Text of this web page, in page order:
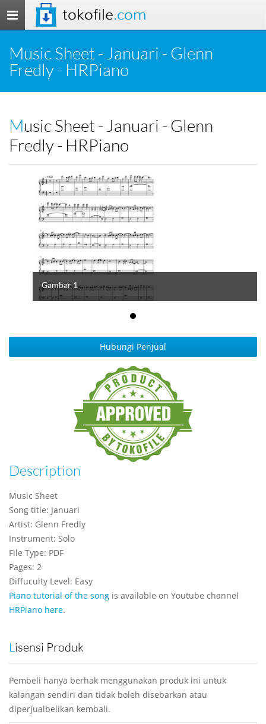
Toggle
navigation
tokofile.com
Music Sheet - Januari - Glenn
Fredly - HRPiano
Music Sheet - Januari - Glenn
Fredly - HRPiano
Gambar 1
Hubungi Penjual
Description
Music Sheet
Song title: Januari
Artist: Glenn Fredly
Instrument: Solo
File Type: PDF
Pages: 2
Diffuculty Level: Easy
Piano tutorial of the song is available on Youtube channel
HRPiano here.
Lisensi Produk
Pembeli hanya berhak menggunakan produk ini untuk
kalangan sendiri dan tidak boleh disebarkan atau
diperjualbelikan kembali.